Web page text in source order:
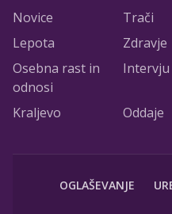
Novice Trači
Lepota
Zdravje
Osebna rast in
odnosi
Intervju
Kraljevo Oddaje
OGLAŠEVANJE